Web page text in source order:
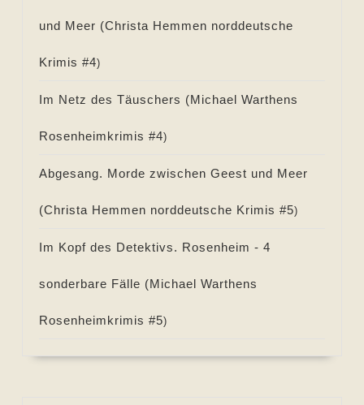
und Meer (Christa Hemmen norddeutsche
Krimis #4)
Im Netz des Täuschers (Michael Warthens
Rosenheimkrimis #4)
Abgesang. Morde zwischen Geest und Meer
(Christa Hemmen norddeutsche Krimis #5)
Im Kopf des Detektivs. Rosenheim - 4
sonderbare Fälle (Michael Warthens
Rosenheimkrimis #5)